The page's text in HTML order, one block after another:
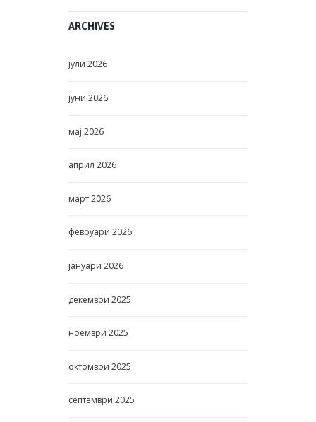
ARCHIVES
јули 2026
јуни 2026
мај 2026
април 2026
март2026
февруари 2026
јануари 2026
декември 2025
ноември 2025
октомври 2025
септември 2025